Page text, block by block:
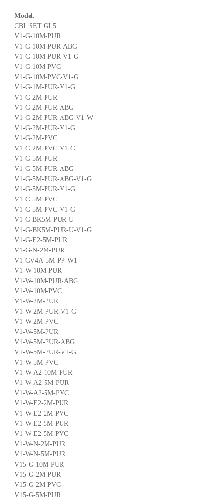
Model.
CBL SET GL5
V1-G-10M-PUR
V1-G-10M-PUR-ABG
V1-G-10M-PUR-V1-G
V1-G-10M-PVC
V1-G-10M-PVC-V1-G
V1-G-1M-PUR-V1-G
V1-G-2M-PUR
V1-G-2M-PUR-ABG
V1-G-2M-PUR-ABG-V1-W
V1-G-2M-PUR-V1-G
V1-G-2M-PVC
V1-G-2M-PVC-V1-G
V1-G-5M-PUR
V1-G-5M-PUR-ABG
V1-G-5M-PUR-ABG-V1-G
V1-G-5M-PUR-V1-G
V1-G-5M-PVC
V1-G-5M-PVC-V1-G
V1-G-BK5M-PUR-U
V1-G-BK5M-PUR-U-V1-G
V1-G-E2-5M-PUR
V1-G-N-2M-PUR
V1-GV4A-5M-PP-W1
V1-W-10M-PUR
V1-W-10M-PUR-ABG
V1-W-10M-PVC
V1-W-2M-PUR
V1-W-2M-PUR-V1-G
V1-W-2M-PVC
V1-W-5M-PUR
V1-W-5M-PUR-ABG
V1-W-5M-PUR-V1-G
V1-W-5M-PVC
V1-W-A2-10M-PUR
V1-W-A2-5M-PUR
V1-W-A2-5M-PVC
V1-W-E2-2M-PUR
V1-W-E2-2M-PVC
V1-W-E2-5M-PUR
V1-W-E2-5M-PVC
V1-W-N-2M-PUR
V1-W-N-5M-PUR
V15-G-10M-PUR
V15-G-2M-PUR
V15-G-2M-PVC
V15-G-5M-PUR